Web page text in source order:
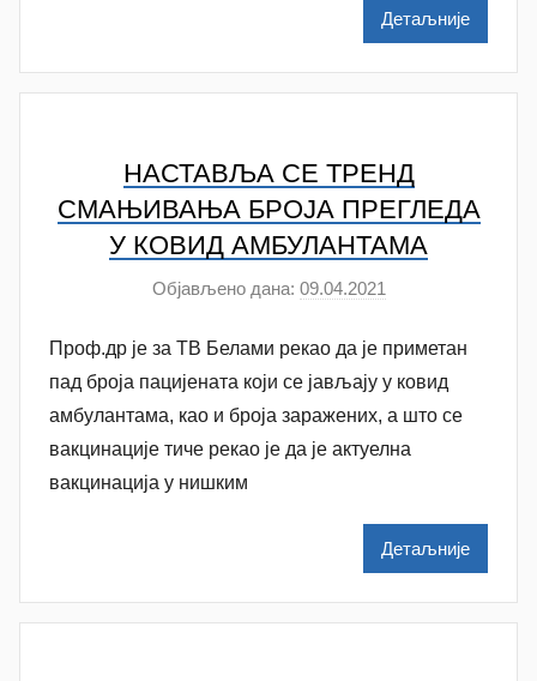
a
t
a
Š
u
t
a
n
v
a
c
Детаљније
НАСТАВЉА СЕ ТРЕНД
СМАЊИВАЊА БРОЈА ПРЕГЛЕДА
У КОВИД АМБУЛАНТАМА
Објављено дана: 09.04.2021
т
о
р
N
a
š
a
Проф.др је за ТВ Белами рекао да је приметан
пад броја пацијената који се јављају у ковид
амбулантама, као и броја заражених, а што се
вакцинације тиче рекао је да је актуелна
вакцинација у нишким
Детаљније